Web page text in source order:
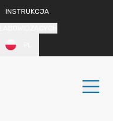
INSTRUKCJA